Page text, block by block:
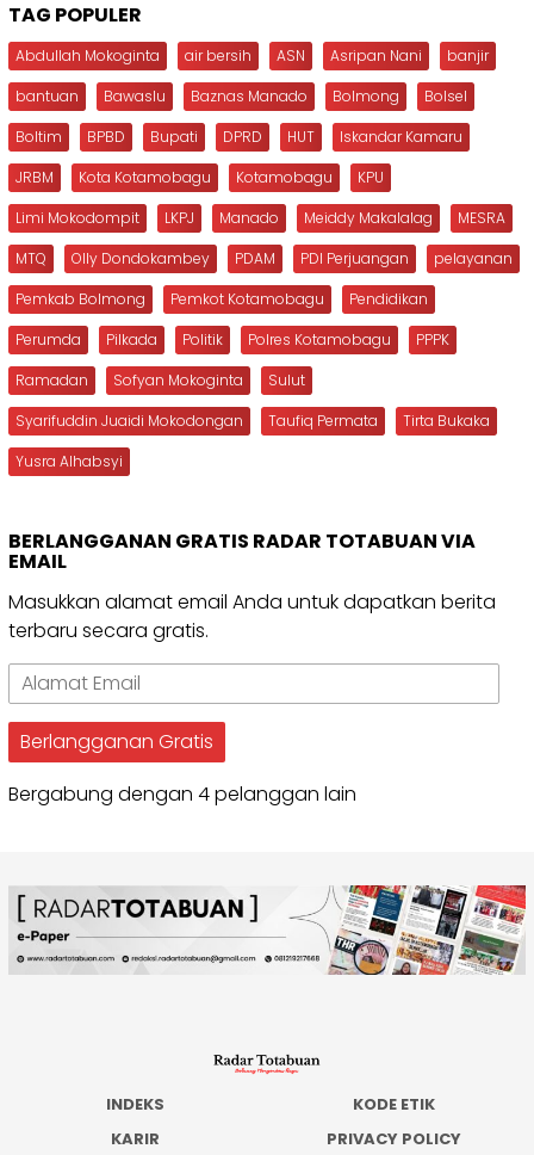
TAG POPULER
Abdullah Mokoginta air bersih ASN Asripan Nani
banjir
bantuan
Bawaslu Baznas Manado Bolmong
Bolsel
Boltim
BPBD Bupati DPRD HUT
Iskandar Kamaru
JRBM
Kota Kotamobagu Kotamobagu
KPU
Limi Mokodompit
LKPJ Manado Meiddy Makalalag
MESRA
MTQ
Olly Dondokambey PDAM PDI Perjuangan
pelayanan
Pemkab Bolmong
Pemkot Kotamobagu
Pendidikan
Perumda
Pilkada Politik Polres Kotamobagu
PPPK
Ramadan
Sofyan Mokoginta
Sulut
Syarifuddin Juaidi Mokodongan
Taufiq Permata
Tirta Bukaka
Yusra Alhabsyi
BERLANGGANAN GRATIS RADAR TOTABUAN VIA
EMAIL
Masukkan alamat email Anda untuk dapatkan berita
terbaru secara gratis.
Alamat
Email
Berlangganan Gratis
Bergabung dengan 4 pelanggan lain
INDEKS
KODE ETIK
KARIR
PRIVACY POLICY